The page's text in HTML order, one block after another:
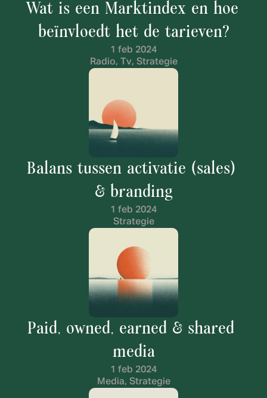
Wat is een Marktindex en hoe
beïnvloedt het de tarieven?
1 feb 2024
Radio, Tv, Strategie
Balans tussen activatie (sales)
& branding
1 feb 2024
Strategie
Paid, owned, earned & shared
media
1 feb 2024
Media, Strategie